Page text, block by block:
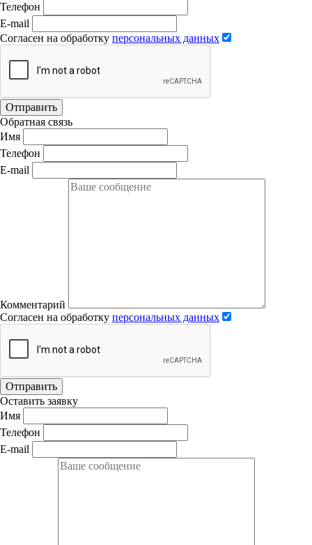
Телефон
E-mail
Согласен на обработку персональных данных
Отправить
Обратная связь
Имя
Телефон
E-mail
Комментарий
Согласен на обработку персональных данных
Отправить
Оставить заявку
Имя
Телефон
E-mail